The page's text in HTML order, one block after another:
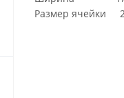
Размер ячейки